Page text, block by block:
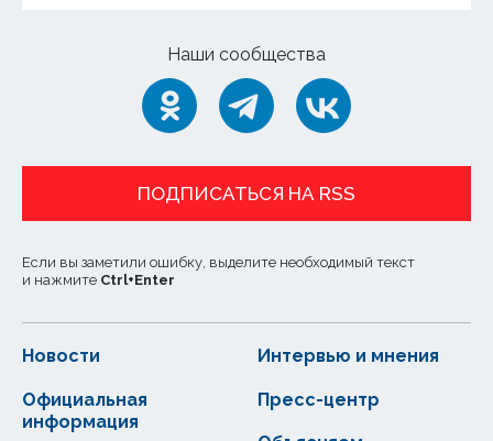
Наши сообщества
ПОДПИСАТЬСЯ НА RSS
Если вы заметили ошибку, выделите необходимый текст
и нажмите Ctrl+Enter
Новости
Официальная
информация
Интервью и мнения
Пресс-центр